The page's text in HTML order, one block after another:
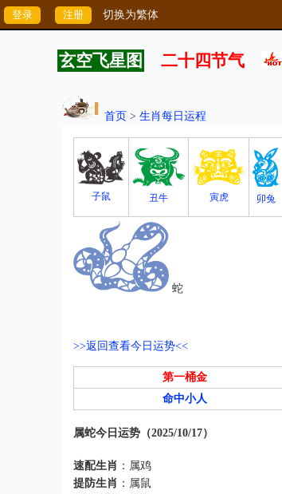
切换为繁体
玄空飞星图 二十四节气
首页 > 生肖每日运程
子鼠 丑牛 寅虎 卯兔
蛇
>>返回查看今日运势<<
第一桶金
命中小人
属蛇今日运势（2025/10/17）
速配生肖 ：属鸡
提防生肖 ：属鼠